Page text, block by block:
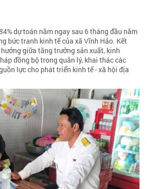
dự toán năm ngay sau 6 tháng đầu năm
bức tranh kinh tế của xã Vĩnh Hảo. Kết
giữa tăng trưởng sản xuất, kinh
đồng bộ trong quản lý, khai thác các
lực cho phát triển kinh tế - xã hội địa